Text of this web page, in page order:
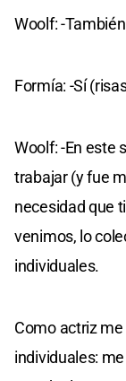
Woolf: -
Formía: -Sí
Woolf: -En este
trabajar (y fue
necesidad que
venimos, lo
individuales.
Como actriz
individuales: